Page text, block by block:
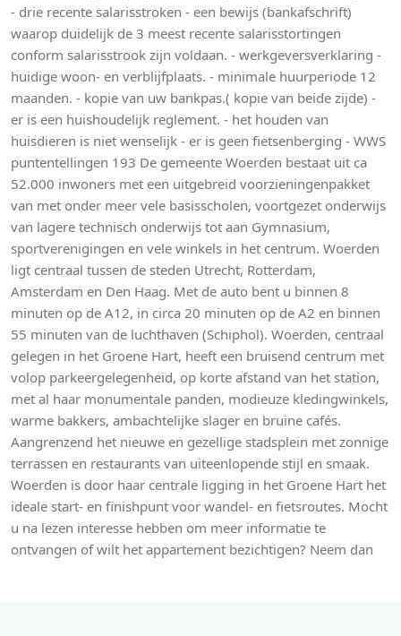
- drie recente salarisstroken - een bewijs (bankafschrift)
waarop duidelijk de 3 meest recente salarisstortingen
conform salarisstrook zijn voldaan. - werkgeversverklaring -
huidige woon- en verblijfplaats. - minimale huurperiode 12
maanden. - kopie van uw bankpas.( kopie van beide zijde) -
er is een huishoudelijk reglement. - het houden van
huisdieren is niet wenselijk - er is geen fietsenberging - WWS
puntentellingen 193 De gemeente Woerden bestaat uit ca
52.000 inwoners met een uitgebreid voorzieningenpakket
van met onder meer vele basisscholen, voortgezet onderwijs
van lagere technisch onderwijs tot aan Gymnasium,
sportverenigingen en vele winkels in het centrum. Woerden
ligt centraal tussen de steden Utrecht, Rotterdam,
Amsterdam en Den Haag. Met de auto bent u binnen 8
minuten op de A12, in circa 20 minuten op de A2 en binnen
55 minuten van de luchthaven (Schiphol). Woerden, centraal
gelegen in het Groene Hart, heeft een bruisend centrum met
volop parkeergelegenheid, op korte afstand van het station,
met al haar monumentale panden, modieuze kledingwinkels,
warme bakkers, ambachtelijke slager en bruine cafés.
Aangrenzend het nieuwe en gezellige stadsplein met zonnige
terrassen en restaurants van uiteenlopende stijl en smaak.
Woerden is door haar centrale ligging in het Groene Hart het
ideale start- en finishpunt voor wandel- en fietsroutes. Mocht
u na lezen interesse hebben om meer informatie te
ontvangen of wilt het appartement bezichtigen? Neem dan